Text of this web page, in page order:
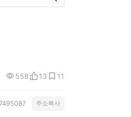
558 13 11
주소복사